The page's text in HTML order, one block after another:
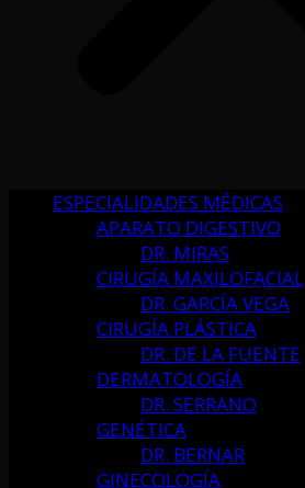
ESPECIALIDADES MÉDICAS
APARATO DIGESTIVO
DR. MIRAS
CIRUGÍA MAXILOFACIAL
DR. GARCÍA VEGA
CIRUGÍA PLÁSTICA
DR. DE LA FUENTE
DERMATOLOGÍA
DR. SERRANO
GENÉTICA
DR. BERNAR
GINECOLOGÍA